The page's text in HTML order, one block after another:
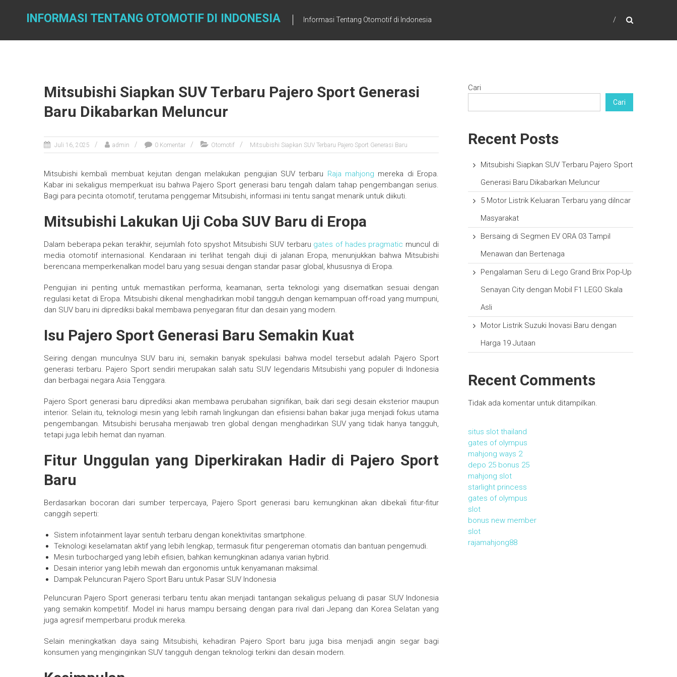
INFORMASI TENTANG OTOMOTIF DI INDONESIA Informasi Tentang Otomotif di Indonesia
Mitsubishi Siapkan SUV Terbaru Pajero Sport Generasi
Baru Dikabarkan Meluncur
Juli 16, 2025 admin 0 Komentar Otomotif Mitsubishi Siapkan SUV Terbaru Pajero Sport Generasi Baru
Mitsubishi kembali membuat kejutan dengan melakukan pengujian SUV terbaru Raja mahjong mereka di Eropa.
Kabar ini sekaligus memperkuat isu bahwa Pajero Sport generasi baru tengah dalam tahap pengembangan serius.
Bagi para pecinta otomotif, terutama penggemar Mitsubishi, informasi ini tentu sangat menarik untuk diikuti.
Mitsubishi Lakukan Uji Coba SUV Baru di Eropa
Dalam beberapa pekan terakhir, sejumlah foto spyshot Mitsubishi SUV terbaru gates of hades pragmatic muncul di
media otomotif internasional. Kendaraan ini terlihat tengah diuji di jalanan Eropa, menunjukkan bahwa Mitsubishi
berencana memperkenalkan model baru yang sesuai dengan standar pasar global, khususnya di Eropa.
Pengujian ini penting untuk memastikan performa, keamanan, serta teknologi yang disematkan sesuai dengan
regulasi ketat di Eropa. Mitsubishi dikenal menghadirkan mobil tangguh dengan kemampuan off-road yang mumpuni,
dan SUV baru ini diprediksi bakal membawa penyegaran fitur dan desain yang modern.
Isu Pajero Sport Generasi Baru Semakin Kuat
Seiring dengan munculnya SUV baru ini, semakin banyak spekulasi bahwa model tersebut adalah Pajero Sport
generasi terbaru. Pajero Sport sendiri merupakan salah satu SUV legendaris Mitsubishi yang populer di Indonesia
dan berbagai negara Asia Tenggara.
Pajero Sport generasi baru diprediksi akan membawa perubahan signifikan, baik dari segi desain eksterior maupun
interior. Selain itu, teknologi mesin yang lebih ramah lingkungan dan efisiensi bahan bakar juga menjadi fokus utama
pengembangan. Mitsubishi berusaha menjawab tren global dengan menghadirkan SUV yang tidak hanya tangguh,
tetapi juga lebih hemat dan nyaman.
Fitur Unggulan yang Diperkirakan Hadir di Pajero Sport
Baru
Berdasarkan bocoran dari sumber terpercaya, Pajero Sport generasi baru kemungkinan akan dibekali fitur-fitur
canggih seperti:
Sistem infotainment layar sentuh terbaru dengan konektivitas smartphone.
Teknologi keselamatan aktif yang lebih lengkap, termasuk fitur pengereman otomatis dan bantuan pengemudi.
Mesin turbocharged yang lebih efisien, bahkan kemungkinan adanya varian hybrid.
Desain interior yang lebih mewah dan ergonomis untuk kenyamanan maksimal.
Dampak Peluncuran Pajero Sport Baru untuk Pasar SUV Indonesia
Peluncuran Pajero Sport generasi terbaru tentu akan menjadi tantangan sekaligus peluang di pasar SUV Indonesia
yang semakin kompetitif. Model ini harus mampu bersaing dengan para rival dari Jepang dan Korea Selatan yang
juga agresif memperbarui produk mereka.
Selain meningkatkan daya saing Mitsubishi, kehadiran Pajero Sport baru juga bisa menjadi angin segar bagi
konsumen yang menginginkan SUV tangguh dengan teknologi terkini dan desain modern.
Cari
Cari
Recent Posts
Mitsubishi Siapkan SUV Terbaru Pajero Sport
Generasi Baru Dikabarkan Meluncur
5 Motor Listrik Keluaran Terbaru yang diIncar
Masyarakat
Bersaing di Segmen EV ORA 03 Tampil
Menawan dan Bertenaga
Pengalaman Seru di Lego Grand Brix Pop-Up
Senayan City dengan Mobil F1 LEGO Skala
Asli
Motor Listrik Suzuki Inovasi Baru dengan
Harga 19 Jutaan
Recent Comments
Tidak ada komentar untuk ditampilkan.
situs slot thailand
gates of olympus
mahjong ways 2
depo 25 bonus 25
mahjong slot
starlight princess
gates of olympus
slot
bonus new member
slot
rajamahjong88